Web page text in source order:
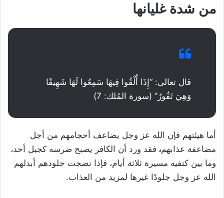
من شدة غليانها
قال تعالى: “إِذَا أُلْقُوا فِيهَا سَمِعُوا لَهَا شَهِيقًا
وَهِيَ تَفُورُ” (سورة المُلك: 7)
أما هيئتهم فإن الله عز وجل يضاعف أحجامهم من أجل
مضاعفة عذابهم، فقد ورد أن الكافر يصبح ضرسه كجبل أحد،
وما بين كتفيه مسيرة ثلاثة أيام، فإذا نضجت جلودهم أبدلهم
الله عز وجل جلودًا غيرها لمزيد من العذاب.